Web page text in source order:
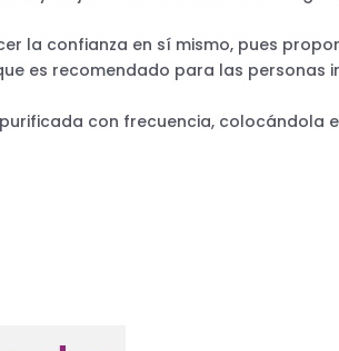
la confianza en sí mismo, pues
es recomendado para las personas
con frecuencia, colocándola